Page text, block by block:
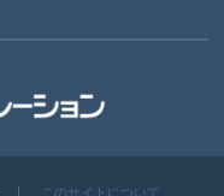
このサイトについて